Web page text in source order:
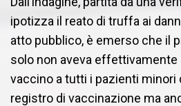
ipotizza il reato di truffa ai
atto pubblico, è emerso che il
solo non aveva
vaccino a tutti i pazienti minori
registro di vaccinazione ma